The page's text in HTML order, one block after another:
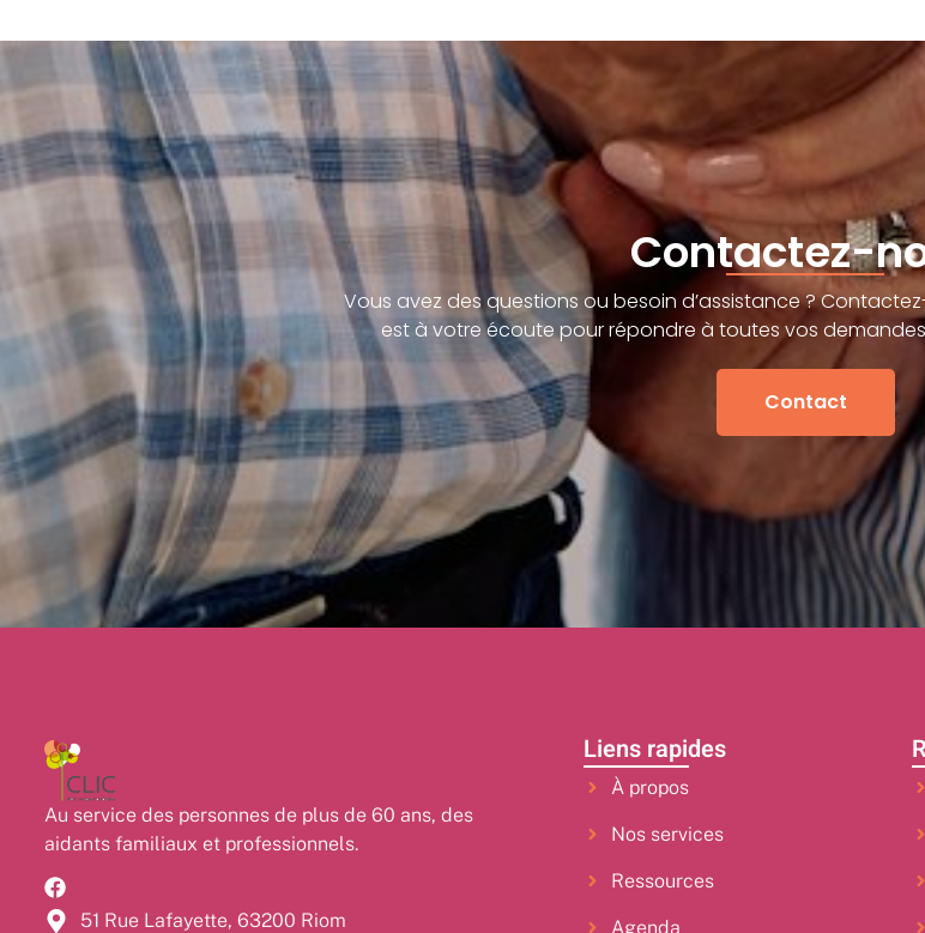
Contactez-
Vous avez des questions ou besoin d’assistance ?
est à votre écoute pour répondre à toutes vos
Contact
Au service des personnes de plus de 60 ans, des
aidants familiaux et professionnels.
51 Rue Lafayette, 63200 Riom
Liens rapides
À propos
Nos services
Ressources
Agenda